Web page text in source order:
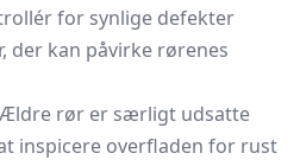
for synlige defekter
der kan påvirke rørenes
Ældre rør er særligt udsatte
inspicere overfladen for rust